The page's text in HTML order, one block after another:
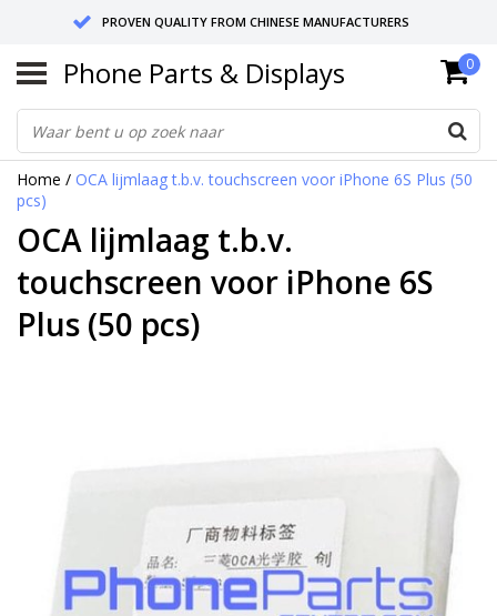
PROVEN QUALITY FROM CHINESE MANUFACTURERS
SEND RETURNS TO GERMANY OR NETHERLANDS
10 DAY SHIPPING
Phone Parts & Displays 0
Home / OCA lijmlaag t.b.v. touchscreen voor iPhone 6S Plus (50
pcs)
OCA lijmlaag t.b.v.
touchscreen voor iPhone 6S
Plus (50 pcs)